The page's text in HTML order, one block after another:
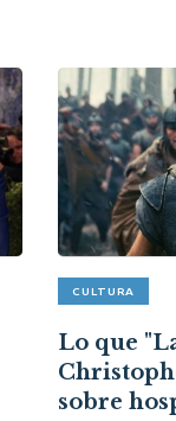
CULTURA
Lo que
sobre